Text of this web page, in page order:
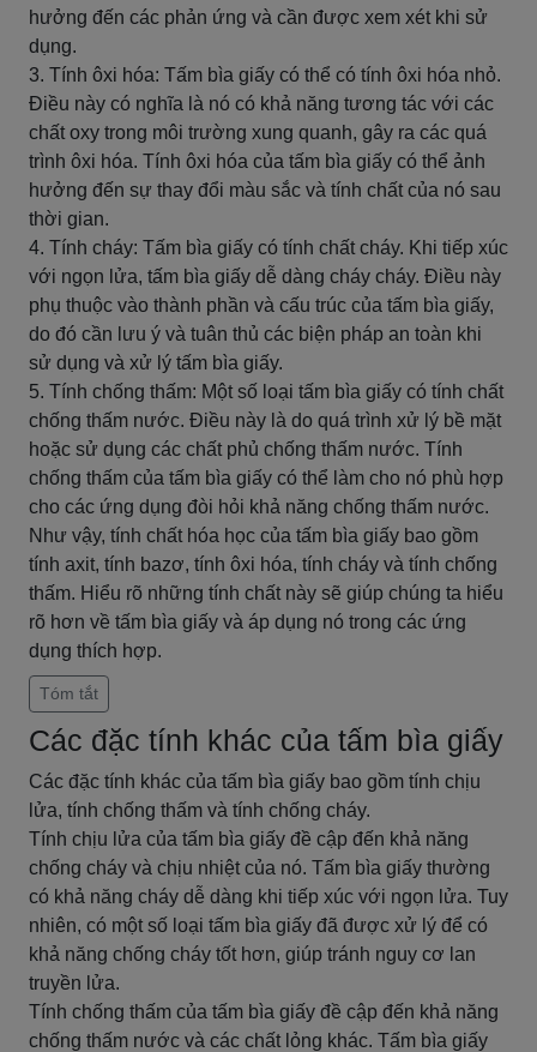
hưởng đến các phản ứng và cần được xem xét khi sử
dụng.
3. Tính ôxi hóa: Tấm bìa giấy có thể có tính ôxi hóa nhỏ.
Điều này có nghĩa là nó có khả năng tương tác với các
chất oxy trong môi trường xung quanh, gây ra các quá
trình ôxi hóa. Tính ôxi hóa của tấm bìa giấy có thể ảnh
hưởng đến sự thay đổi màu sắc và tính chất của nó sau
thời gian.
4. Tính cháy: Tấm bìa giấy có tính chất cháy. Khi tiếp xúc
với ngọn lửa, tấm bìa giấy dễ dàng cháy cháy. Điều này
phụ thuộc vào thành phần và cấu trúc của tấm bìa giấy,
do đó cần lưu ý và tuân thủ các biện pháp an toàn khi
sử dụng và xử lý tấm bìa giấy.
5. Tính chống thấm: Một số loại tấm bìa giấy có tính chất
chống thấm nước. Điều này là do quá trình xử lý bề mặt
hoặc sử dụng các chất phủ chống thấm nước. Tính
chống thấm của tấm bìa giấy có thể làm cho nó phù hợp
cho các ứng dụng đòi hỏi khả năng chống thấm nước.
Như vậy, tính chất hóa học của tấm bìa giấy bao gồm
tính axit, tính bazơ, tính ôxi hóa, tính cháy và tính chống
thấm. Hiểu rõ những tính chất này sẽ giúp chúng ta hiểu
rõ hơn về tấm bìa giấy và áp dụng nó trong các ứng
dụng thích hợp.
Tóm tắt
Các đặc tính khác của tấm bìa giấy
Các đặc tính khác của tấm bìa giấy bao gồm tính chịu
lửa, tính chống thấm và tính chống cháy.
Tính chịu lửa của tấm bìa giấy đề cập đến khả năng
chống cháy và chịu nhiệt của nó. Tấm bìa giấy thường
có khả năng cháy dễ dàng khi tiếp xúc với ngọn lửa. Tuy
nhiên, có một số loại tấm bìa giấy đã được xử lý để có
khả năng chống cháy tốt hơn, giúp tránh nguy cơ lan
truyền lửa.
Tính chống thấm của tấm bìa giấy đề cập đến khả năng
chống thấm nước và các chất lỏng khác. Tấm bìa giấy